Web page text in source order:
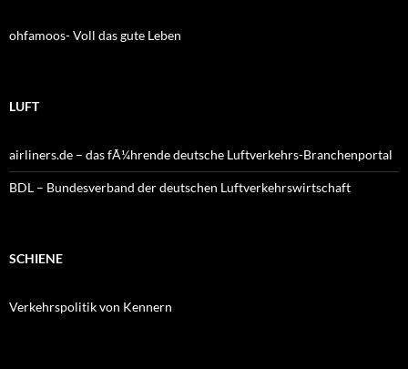
ohfamoos- Voll das gute Leben
LUFT
airliners.de – das fÃ¼hrende deutsche Luftverkehrs-Branchenportal
BDL – Bundesverband der deutschen Luftverkehrswirtschaft
SCHIENE
Verkehrspolitik von Kennern